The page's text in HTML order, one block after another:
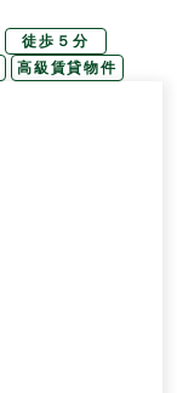
徒歩５分
高級賃貸物件